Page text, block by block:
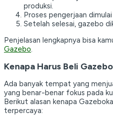
produksi.
Proses pengerjaan
Setelah selesai, gazebo
Penjelasan lengkapnya bisa
Gazebo.
Kenapa Harus Beli
Ada banyak tempat yang
yang benar-benar fokus pada
Berikut alasan kenapa
terpercaya: